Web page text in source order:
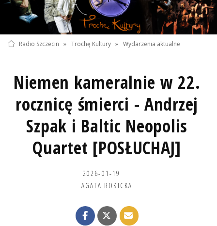
Radio Szczecin » Trochę Kultury » Wydarzenia aktualne
Niemen kameralnie w 22.
rocznicę śmierci - Andrzej
Szpak i Baltic Neopolis
Quartet [POSŁUCHAJ]
2026-01-19
AGATA ROKICKA